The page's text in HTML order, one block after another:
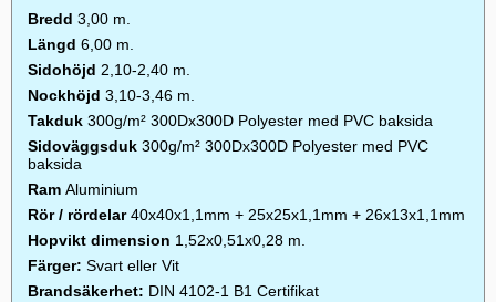
Bredd 3,00 m.
Längd 6,00 m.
Sidohöjd 2,10-2,40 m.
Nockhöjd 3,10-3,46 m.
Takduk 300g/m² 300Dx300D Polyester med PVC baksida
Sidoväggsduk 300g/m² 300Dx300D Polyester med PVC
baksida
Ram Aluminium
Rör / rördelar40x40x1,1mm + 25x25x1,1mm + 26x13x1,1mm
Hopvikt dimension 1,52x0,51x0,28 m.
Färger: Svart eller Vit
Brandsäkerhet: DIN 4102-1 B1 Certifikat